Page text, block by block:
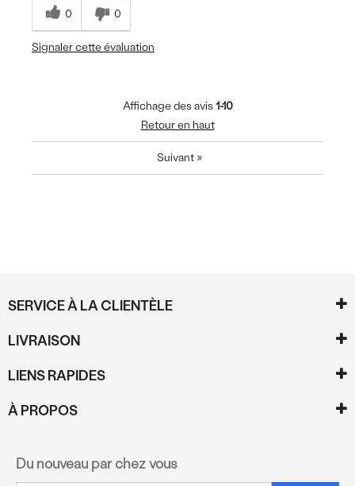
0 0
Signaler cette évaluation
Affichage des avis1-10
Retour en haut
Suivant »
SERVICE À LA CLIENTÈLE
LIVRAISON
LIENS RAPIDES
À PROPOS
Du nouveau par chez vous